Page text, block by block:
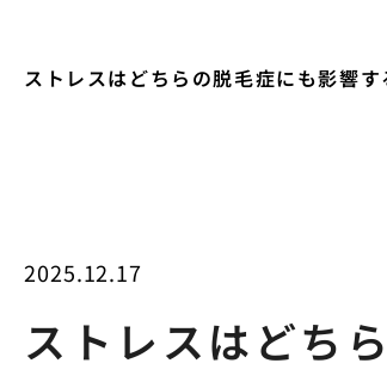
ストレスはどちらの脱毛症にも影響す
2025.12.17
ストレスはどち